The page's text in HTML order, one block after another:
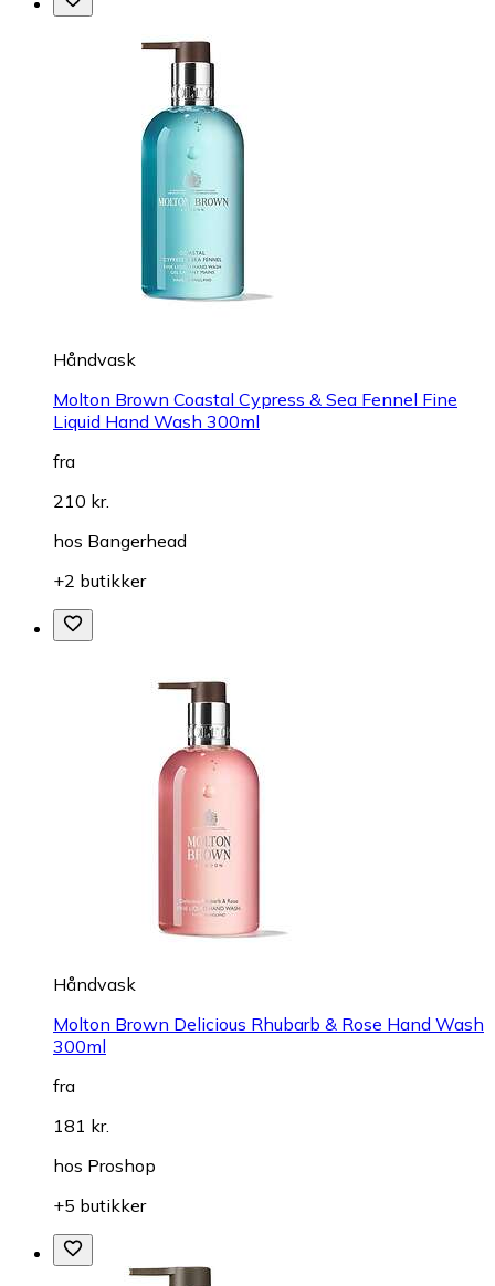
Håndvask
Molton Brown Coastal Cypress & Sea Fennel Fine
Liquid Hand Wash 300ml
fra
210 kr.
hos Bangerhead
+2 butikker
Håndvask
Molton Brown Delicious Rhubarb & Rose Hand Wash
300ml
fra
181 kr.
hos Proshop
+5 butikker